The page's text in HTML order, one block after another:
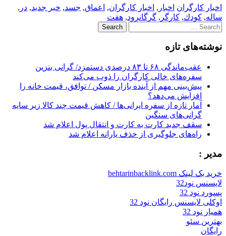
اخبار کارگران اخبار , اخبار کارگران, اعماق, جسد, خبر جدید, در ,
ساله, كودك, کارگر , گرگانرود, هفت
Search
for:
نوشته‌های تازه
عقب‌ماندگی ۶۸ تا ۸۳ درصدی دستمزد/ گرانی بنزین
سفره‌های خالی کارگران را ذوب می‌کند
پیش‌بینی مهم از آینده بازار مسکن / توافق، قیمت خانه را
افزایش می‌دهد؟
آمار تازه از سفره ایرانی‌ها / کاهش قیمت چند کالا زیر سایه
گرانی‌های سنگین
سقف جدید کارت به کارت و انتقال پول اعلام شد
راه‌های جلوگیری از حذف یارانه اعلام شد
مدیر :
خرید بک لینک behtarinbacklink.com
لایسنس نود32
پسورد نود 32
اوکلی لایسنس رایگان نود 32
همیار نود 32
بهترین سئو
رایگان